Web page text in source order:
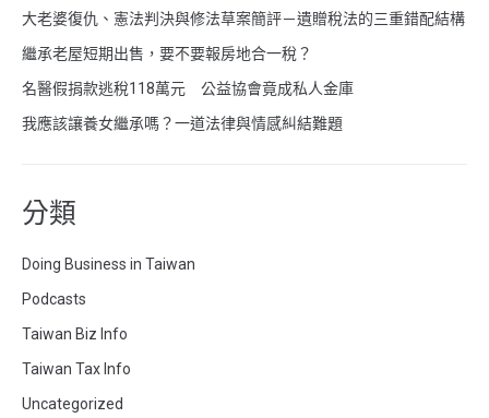
大老婆復仇、憲法判決與修法草案簡評－遺贈稅法的三重錯配結構
繼承老屋短期出售，要不要報房地合一稅？
名醫假捐款逃稅118萬元 公益協會竟成私人金庫
我應該讓養女繼承嗎？一道法律與情感糾結難題
分類
Doing Business in Taiwan
Podcasts
Taiwan Biz Info
Taiwan Tax Info
Uncategorized